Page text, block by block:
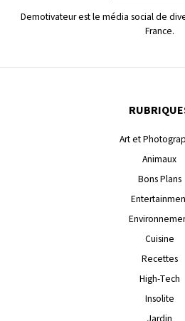
Demotivateur est le média social de
France.
Art et
Animaux
Bons Plans
Cuisine
Recettes
High-Tech
Insolite